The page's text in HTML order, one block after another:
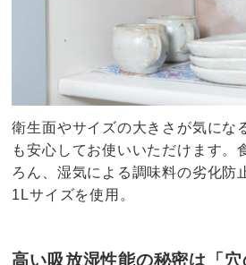
衛生面やサイズの大きさが気にな
も安心してお使いいただけます。
ろん、湿気による調味料の劣化
1Lサイズを使用。
高い吸放湿性能の秘密は「